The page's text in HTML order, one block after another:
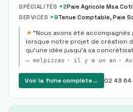
SPÉCIALITÉS +2
SERVICES +9Tenue Comptable, Paie
★ "Nous avons été accompagnés
lorsque notre projet de création
qu’une idée jusqu’à sa
— melpizzas · il y a un an ·
Voir la fiche complète→ 02 43 64